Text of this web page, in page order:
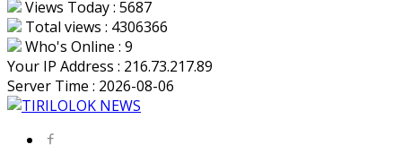
Views Today : 5687
Total views : 4306366
Who's Online : 9
Your IP Address : 216.73.217.89
Server Time : 2026-08-06